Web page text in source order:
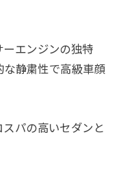
エンジンの独特
な静粛性で高級車顔
パの高いセダンと